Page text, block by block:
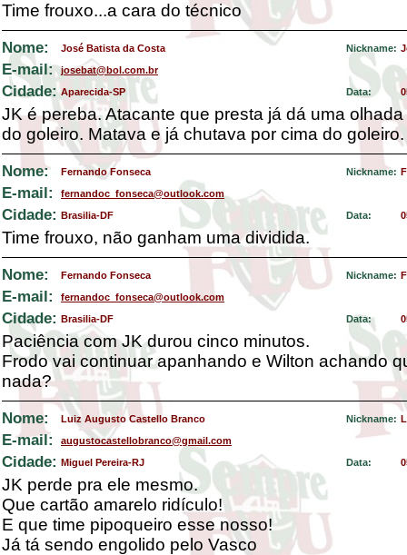
Time frouxo...a cara do técnico
Nome: José Batista da Costa Nickname:
E-mail: josebat@bol.com.br
Cidade: Aparecida-SP Data:
JK é pereba. Atacante que presta já dá uma
do goleiro. Matava e já chutava por cima do goleiro.
Nome: Fernando Fonseca Nickname:
E-mail: fernandoc_fonseca@outlook.com
Cidade: Brasilia-DF Data:
Time frouxo, não ganham uma dividida.
Nome: Fernando Fonseca Nickname:
E-mail: fernandoc_fonseca@outlook.com
Cidade: Brasilia-DF Data:
Paciência com JK durou cinco minutos.
Frodo vai continuar apanhando e Wilton achando
nada?
Nome: Luiz Augusto Castello Branco Nickname:
E-mail: augustocastellobranco@gmail.com
Cidade: Miguel Pereira-RJ Data:
JK perde pra ele mesmo.
Que cartão amarelo ridículo!
E que time pipoqueiro esse nosso!
Já tá sendo engolido pelo Vasco